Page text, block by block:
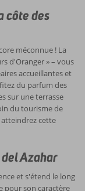
côte des
méconnue ! La
d'Oranger » – vous
accueillantes et
du parfum des
sur une terrasse
du tourisme de
atteindrez cette
Azahar
et s'étend le long
pour son caractère